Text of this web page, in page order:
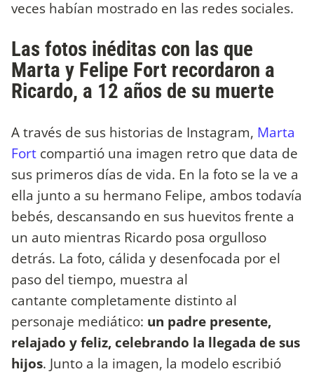
veces habían mostrado en las redes sociales.
Las fotos inéditas con las que
Marta y Felipe Fort recordaron a
Ricardo, a 12 años de su muerte
A través de sus historias de Instagram, Marta
Fort compartió una imagen retro que data de
sus primeros días de vida. En la foto se la ve a
ella junto a su hermano Felipe, ambos todavía
bebés, descansando en sus huevitos frente a
un auto mientras Ricardo posa orgulloso
detrás. La foto, cálida y desenfocada por el
paso del tiempo, muestra al
cantante completamente distinto al
personaje mediático: un padre presente,
relajado y feliz, celebrando la llegada de sus
hijos. Junto a la imagen, la modelo escribió